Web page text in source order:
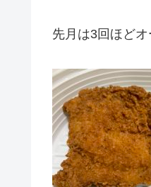
先月は3回ほど